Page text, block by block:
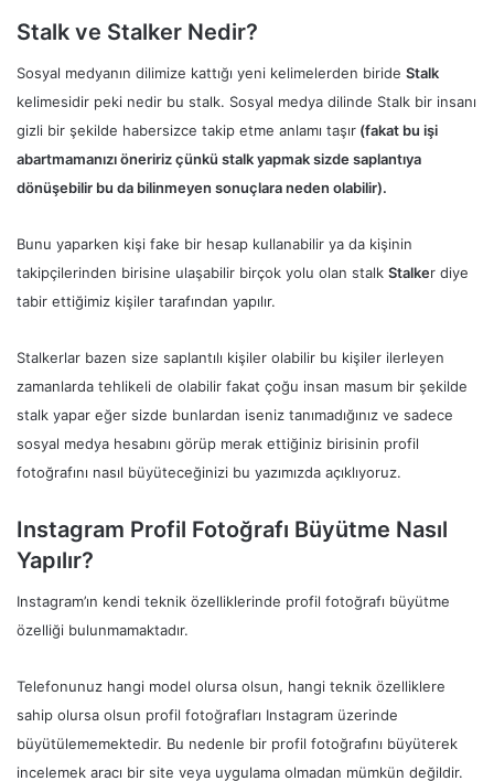
Stalk ve Stalker Nedir?
Sosyal medyanın dilimize kattığı yeni kelimelerden biride Stalk
kelimesidir peki nedir bu stalk. Sosyal medya dilinde Stalk bir insanı
gizli bir şekilde habersizce takip etme anlamı taşır (fakat bu işi
abartmamanızı öneririz çünkü stalk yapmak sizde saplantıya
dönüşebilir bu da bilinmeyen sonuçlara neden olabilir).
Bunu yaparken kişi fake bir hesap kullanabilir ya da kişinin
takipçilerinden birisine ulaşabilir birçok yolu olan stalk Stalker diye
tabir ettiğimiz kişiler tarafından yapılır.
Stalkerlar bazen size saplantılı kişiler olabilir bu kişiler ilerleyen
zamanlarda tehlikeli de olabilir fakat çoğu insan masum bir şekilde
stalk yapar eğer sizde bunlardan iseniz tanımadığınız ve sadece
sosyal medya hesabını görüp merak ettiğiniz birisinin profil
fotoğrafını nasıl büyüteceğinizi bu yazımızda açıklıyoruz.
Instagram Profil Fotoğrafı Büyütme Nasıl
Yapılır?
Instagram’ın kendi teknik özelliklerinde profil fotoğrafı büyütme
özelliği bulunmamaktadır.
Telefonunuz hangi model olursa olsun, hangi teknik özelliklere
sahip olursa olsun profil fotoğrafları Instagram üzerinde
büyütülememektedir. Bu nedenle bir profil fotoğrafını büyüterek
incelemek aracı bir site veya uygulama olmadan mümkün değildir.